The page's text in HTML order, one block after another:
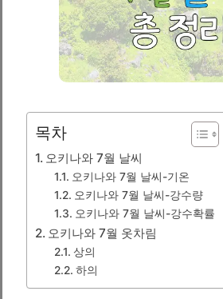
목차
오키나와 7월 날씨
오키나와 7월 날씨-기온
오키나와 7월 날씨-강수량
오키나와 7월 날씨-강수확률
오키나와 7월 옷차림
상의
하의